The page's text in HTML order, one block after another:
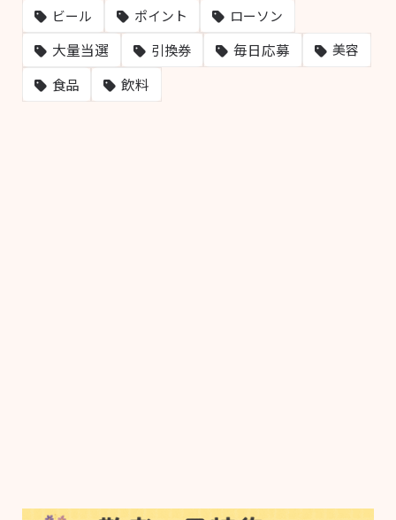
ビール ポイント ローソン
大量当選 引換券 毎日応募 美容
食品 飲料